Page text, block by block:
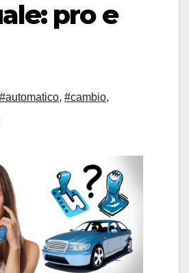
pro e
#automatico, #cambio,